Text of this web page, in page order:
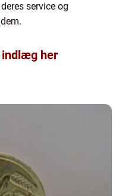
service og
her